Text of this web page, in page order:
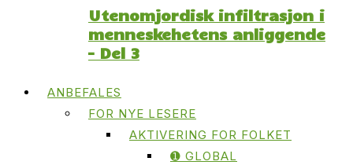
Utenomjordisk infiltrasjon i
menneskehetens anliggende
– Del 3
ANBEFALES
FOR NYE LESERE
AKTIVERING FOR FOLKET
➊ GLOBAL